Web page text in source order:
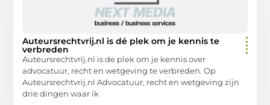
Auteursrechtvrij.nl is dé plek om je kennis te
verbreden
Auteursrechtvrij.nl is de plek om je kennis over
advocatuur, recht en wetgeving te verbreden. Op
Auteursrechtvrij.nl Advocatuur, recht en wetgeving zijn
drie dingen waar ik